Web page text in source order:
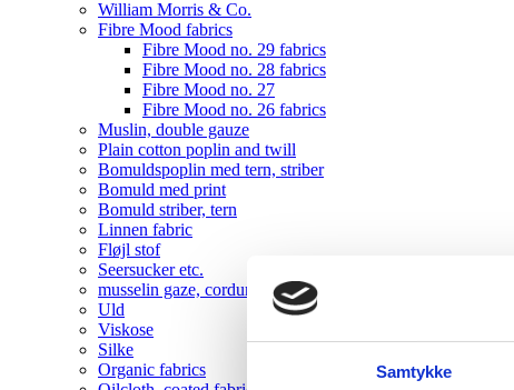
Samtykke
William Morris & Co.
Fibre Mood fabrics
Fibre Mood no. 29 fabrics
Fibre Mood no. 28 fabrics
Fibre Mood no. 27
Fibre Mood no. 26 fabrics
Muslin, double gauze
Plain cotton poplin and twill
Bomuldspoplin med tern, striber
Bomuld med print
Bomuld striber, tern
Linnen fabric
Fløjl stof
Seersucker etc.
musselin gaze, corduroy , velvet
Uld
Viskose
Silke
Organic fabrics